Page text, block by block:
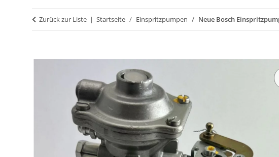
Zurück zur Liste Startseite Einspritzpumpen Neue Bosch